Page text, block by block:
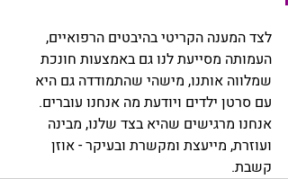
לצד המענה הקריטי בהיבטים הרפואיים,
העמותה מסייעת לנו גם באמצעות חונכת
שמלווה אותנו, מישהי שהתמודדה גם היא
עם סרטן ילדים ויודעת מה אנחנו עוברים.
אנחנו מרגישים שהיא בצד שלנו, מבינה
ועוזרת, מייעצת ומקשרת ובעיקר - אוזן
קשבת.